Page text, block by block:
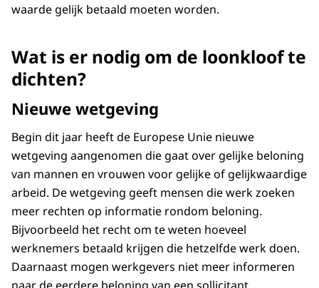
waarde gelijk betaald moeten worden.
Wat is er nodig om de loonkloof te
dichten?
Nieuwe wetgeving
Begin dit jaar heeft de Europese Unie nieuwe
wetgeving aangenomen die gaat over gelijke beloning
van mannen en vrouwen voor gelijke of gelijkwaardige
arbeid. De wetgeving geeft mensen die werk zoeken
meer rechten op informatie rondom beloning.
Bijvoorbeeld het recht om te weten hoeveel
werknemers betaald krijgen die hetzelfde werk doen.
Daarnaast mogen werkgevers niet meer informeren